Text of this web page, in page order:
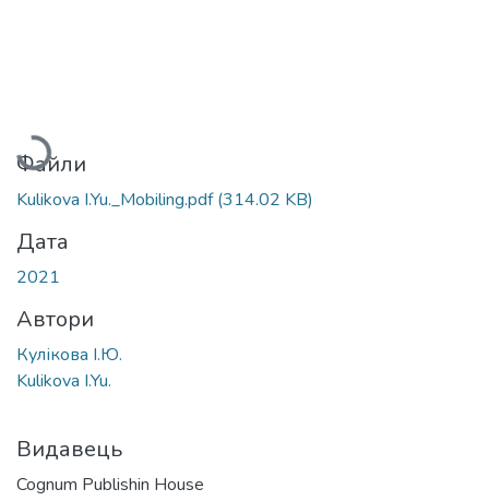
Вантажиться...
Файли
Kulikova I.Yu._Mobiling.pdf(314.02 KB)
Дата
2021
Автори
Кулікова І.Ю.
Kulikova I.Yu.
Видавець
Cognum Publishin House